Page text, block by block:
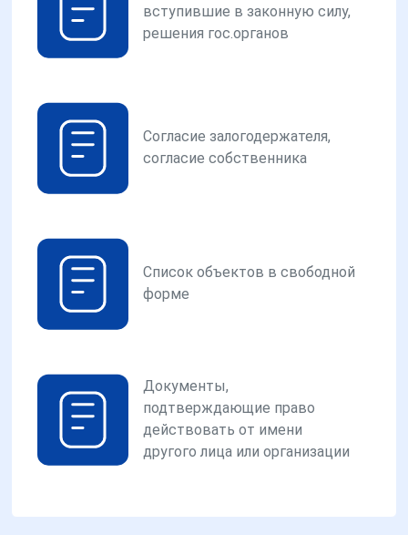
вступившие в законную силу,
решения гос.органов
Согласие залогодержателя,
согласие собственника
Список объектов в свободной
форме
Документы,
подтверждающие право
действовать от имени
другого лица или организации